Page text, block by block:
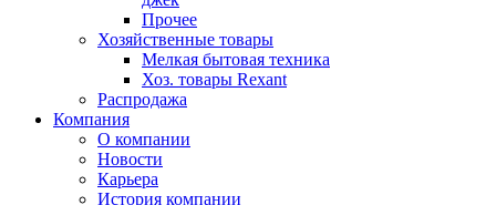
Прочее
Хозяйственные товары
Мелкая бытовая техника
Хоз. товары Rexant
Распродажа
Компания
О компании
Новости
Карьера
История компании